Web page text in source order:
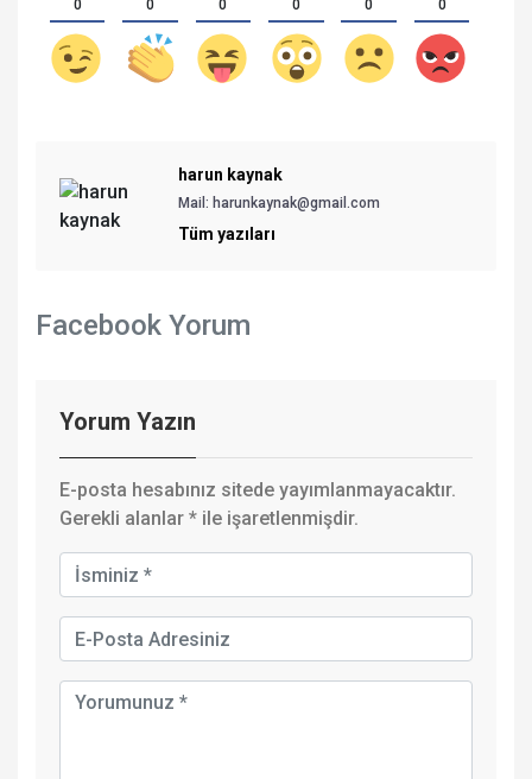
0 0 0 0 0 0
harun kaynak
Mail: harunkaynak@gmail.com
Tüm yazıları
Facebook Yorum
Yorum Yazın
E-posta hesabınız sitede yayımlanmayacaktır.
Gerekli alanlar * ile işaretlenmişdir.